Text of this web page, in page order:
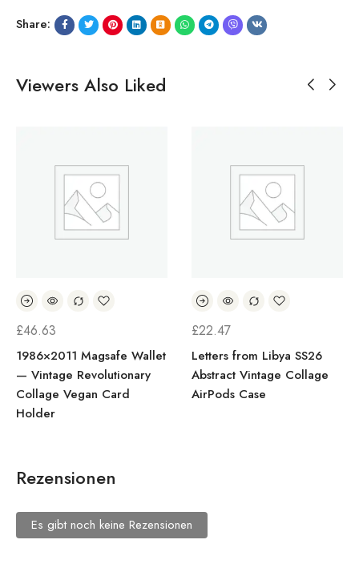
Share:
Viewers Also Liked
£46.63
1986×2011 Magsafe Wallet
— Vintage Revolutionary
Collage Vegan Card
Holder
£22.47
Letters from Libya SS26
Abstract Vintage Collage
AirPods Case
Rezensionen
Es gibt noch keine Rezensionen